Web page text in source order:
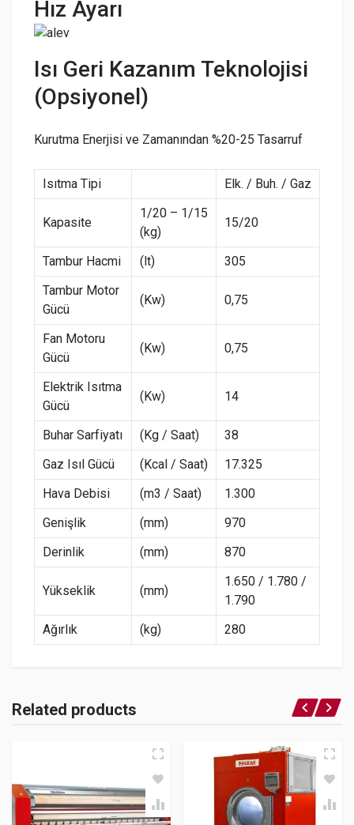
Hız Ayarı
Isı Geri Kazanım Teknolojisi
(Opsiyonel)
Kurutma Enerjisi ve Zamanından %20-25 Tasarruf
Isıtma Tipi Elk. / Buh. / Gaz
Kapasite
1/20 – 1/15
(kg)
15/20
Tambur Hacmi (lt)
305
Tambur Motor
Gücü
(Kw) 0,75
Fan Motoru
Gücü
(Kw) 0,75
Elektrik Isıtma
Gücü
(Kw) 14
Buhar Sarfiyatı (Kg / Saat)
38
Gaz Isıl Gücü
(Kcal / Saat)
17.325
Hava Debisi
(m3 / Saat)
1.300
Genişlik
(mm)
970
Derinlik
(mm) 870
Yükseklik (mm)
1.650 / 1.780 /
1.790
Ağırlık
(kg) 280
Related products